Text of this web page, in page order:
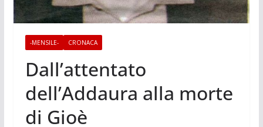
-MENSILE- CRONACA
Dall’attentato
dell’Addaura alla morte
di Gioè